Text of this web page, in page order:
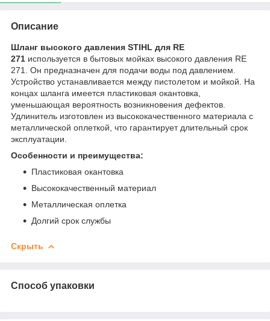
Описание
Шланг высокого давления STIHL для RE
271 используется в бытовых мойках высокого давления RE
271. Он предназначен для подачи воды под давлением.
Устройство устанавливается между пистолетом и мойкой. На
концах шланга имеется пластиковая окантовка,
уменьшающая вероятность возникновения дефектов.
Удлинитель изготовлен из высококачественного материала с
металлической оплеткой, что гарантирует длительный срок
эксплуатации.
Особенности и преимущества:
Пластиковая окантовка
Высококачественный материал
Металлическая оплетка
Долгий срок службы
Скрыть
Способ упаковки